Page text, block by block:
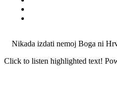
Nikada izdati nemoj Boga ni
Click to listen highlighted text!